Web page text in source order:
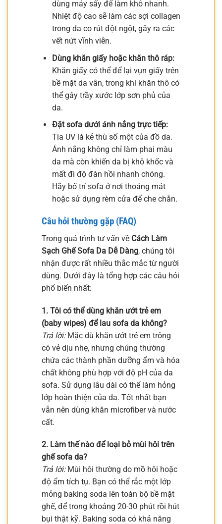
dùng máy sấy để làm khô nhanh.
Nhiệt độ cao sẽ làm các sợi collagen
trong da co rút đột ngột, gây ra các
vết nứt vĩnh viễn.
Dùng khăn giấy hoặc khăn thô ráp:
Khăn giấy có thể để lại vụn giấy trên
bề mặt da vân, trong khi khăn thô có
thể gây trầy xước lớp sơn phủ của
da.
Đặt sofa dưới ánh nắng trực tiếp:
Tia UV là kẻ thù số một của đồ da.
Ánh nắng không chỉ làm phai màu
da mà còn khiến da bị khô khốc và
mất đi độ đàn hồi nhanh chóng.
Hãy bố trí sofa ở nơi thoáng mát
hoặc sử dụng rèm cửa để che chắn.
Câu hỏi thường gặp (FAQ)
Trong quá trình tư vấn về Cách Làm
Sạch Ghế Sofa Da Dễ Dàng, chúng tôi
nhận được rất nhiều thắc mắc từ người
dùng. Dưới đây là tổng hợp các câu hỏi
phổ biến nhất:
1. Tôi có thể dùng khăn ướt trẻ em
(baby wipes) để lau sofa da không?
Trả lời:Mặc dù khăn ướt trẻ em trông
có vẻ dịu nhẹ, nhưng chúng thường
chứa các thành phần dưỡng ẩm và hóa
chất không phù hợp với độ pH của da
sofa. Sử dụng lâu dài có thể làm hỏng
lớp hoàn thiện của da. Tốt nhất bạn
vẫn nên dùng khăn microfiber và nước
cất.
2. Làm thế nào để loại bỏ mùi hôi trên
ghế sofa da?
Trả lời:Mùi hôi thường do mồ hôi hoặc
độ ẩm tích tụ. Bạn có thể rắc một lớp
mỏng baking soda lên toàn bộ bề mặt
ghế, để trong khoảng 20-30 phút rồi hút
bụi thật kỹ. Baking soda có khả năng